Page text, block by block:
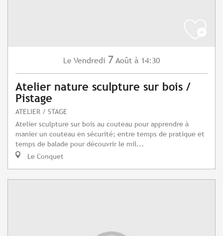
Le Vendredi 7 Août à 14:30
Atelier nature sculpture sur bois /
Pistage
ATELIER / STAGE
Atelier sculpture sur bois au couteau pour apprendre à
manier un couteau en sécurité; entre temps de pratique et
temps de balade pour découvrir le mil...
Le Conquet